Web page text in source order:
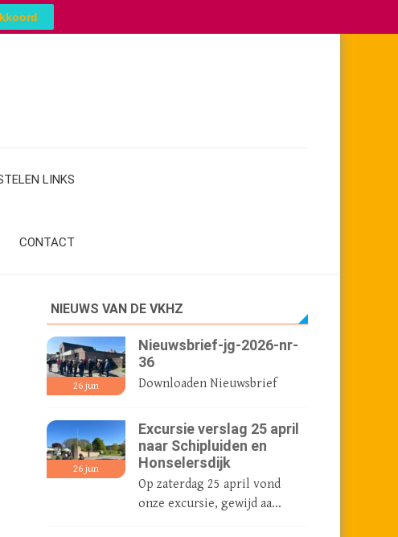
LINKS
CONTACT
NIEUWS VAN DE VKHZ
26 jun
Nieuwsbrief-jg-2026-nr-
36
Downloaden Nieuwsbrief
26 jun
Excursie verslag 25 april
naar Schipluiden en
Honselersdijk
Op zaterdag 25 april vond
onze excursie, gewijd aa...